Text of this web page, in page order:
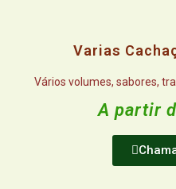
Varias
Vários volumes, sabores,
A partir